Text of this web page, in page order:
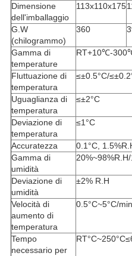
Dimensione
dell'imballaggio
113x110x175
G.W
(chilogrammo)
360
Gamma di
temperature
RT+10℃-
Fluttuazione di
temperatura
≤±0.5°C/
Uguaglianza di
temperatura
≤±2°C
Deviazione di
temperatura
≤1°C
Accuratezza
0.1°C,
Gamma di
umidità
Deviazione di
umidità
±2% R.H
Velocità di
aumento di
temperatura
0.5°C~5°C/
Tempo
necessario per